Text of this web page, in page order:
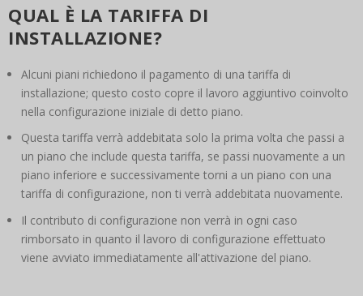
QUAL È LA TARIFFA DI
INSTALLAZIONE?
Alcuni piani richiedono il pagamento di una tariffa di
installazione; questo costo copre il lavoro aggiuntivo coinvolto
nella configurazione iniziale di detto piano.
Questa tariffa verrà addebitata solo la prima volta che passi a
un piano che include questa tariffa, se passi nuovamente a un
piano inferiore e successivamente torni a un piano con una
tariffa di configurazione, non ti verrà addebitata nuovamente.
Il contributo di configurazione non verrà in ogni caso
rimborsato in quanto il lavoro di configurazione effettuato
viene avviato immediatamente all'attivazione del piano.